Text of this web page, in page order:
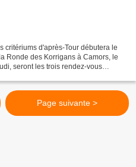
critériums d'après-Tour débutera le
Ronde des Korrigans à Camors, le
seront les trois rendez-vous
Page suivante >